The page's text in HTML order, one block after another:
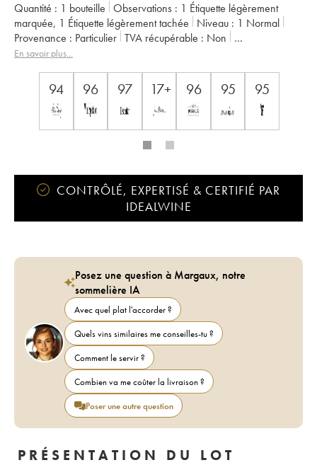
Quantité : 1 bouteille Observations : 1 Étiquette légèrement
marquée, 1 Étiquette légèrement tachée Niveau : 1 Normal
Provenance : particulier TVA récupérable :
non
Région :
Bordeaux
En savoir plus...
94 96 97 17+ 96 95 95
CONTRÔLÉ, EXPERTISÉ & CERTIFIÉ PAR
IDEALWINE
Posez une question à Margaux, notre
sommelière IA
Avec quel plat l'accorder ?
Quels vins similaires me conseilles-tu ?
Comment le servir ?
Combien va me coûter la livraison ?
Poser une autre question
PRÉSENTATION DU LOT